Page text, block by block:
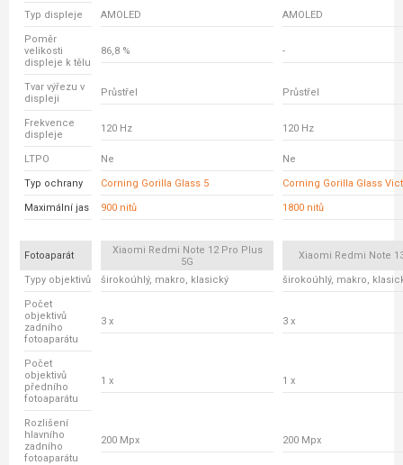
Typ displeje AMOLED AMOLED
Poměr
velikosti
displeje k tělu
86,8 % -
Tvar výřezu v
displeji
Průstřel Průstřel
Frekvence
displeje
120 Hz 120 Hz
LTPO Ne Ne
Typ ochrany Corning Gorilla Glass 5 Corning Gorilla Glass
Maximální jas 900 nitů 1800 nitů
Fotoaparát
Xiaomi Redmi Note 12 Pro Plus
5G
Xiaomi Redmi Note
Typy objektivů širokoúhlý, makro, klasický širokoúhlý, makro,
Počet
objektivů
zadního
fotoaparátu
3 x 3 x
Počet
objektivů
předního
fotoaparátu
1 x 1 x
Rozlišení
hlavního
zadního
fotoaparátu
200 Mpx 200 Mpx